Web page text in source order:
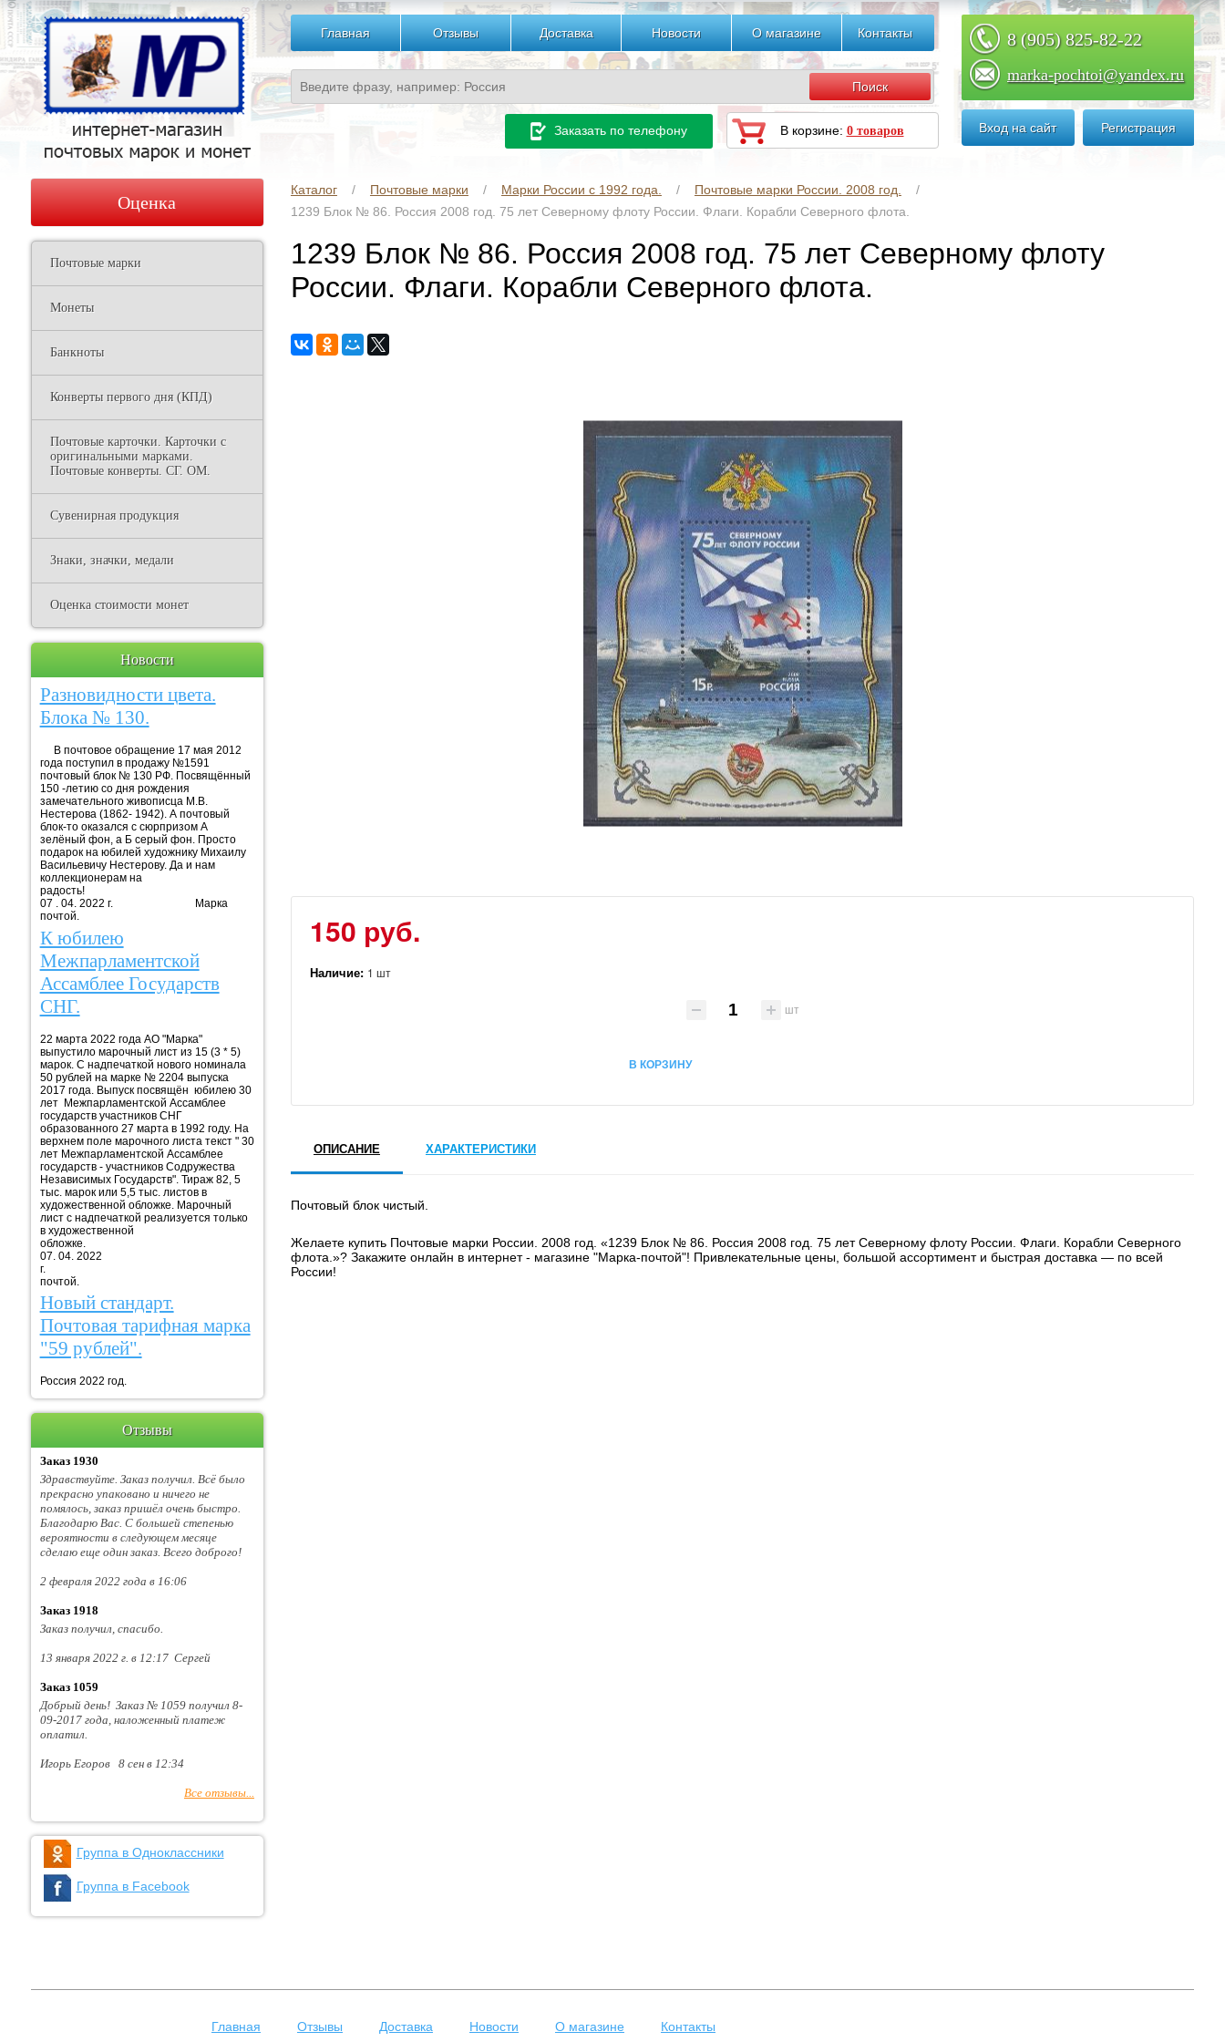
Главная Отзывы Доставка Новости О магазине Контакты 8 (905) 825-82-22
marka-pochtoi@yandex.ru
Вход на сайт Регистрация
Заказать по телефону В корзине: 0 товаров
Каталог Почтовые марки Марки России с 1992 года.
Почтовые марки России. 2008 год.
1239 Блок № 86. Россия 2008 год. 75 лет Северному флоту России. Флаги. Корабли Северного флота.
1239 Блок № 86. Россия 2008 год. 75 лет Северному флоту
России. Флаги. Корабли Северного флота.
150 руб.
Наличие: 1 шт
шт
В КОРЗИНУ
ОПИСАНИЕ ХАРАКТЕРИСТИКИ
Почтовый блок чистый.
Желаете купить Почтовые марки России. 2008 год. «1239 Блок № 86. Россия 2008 год. 75 лет Северному флоту России. Флаги. Корабли Северного
флота.»? Закажите онлайн в интернет - магазине "Марка-почтой"! Привлекательные цены, большой ассортимент и быстрая доставка — по всей
России!
Оценка
Почтовые марки
Монеты
Банкноты
Конверты первого дня (КПД)
Почтовые карточки. Карточки с
оригинальными марками.
Почтовые конверты. СГ. ОМ.
Сувенирная продукция
Знаки, значки, медали
Оценка стоимости монет
Новости
Разновидности цвета.
Блока № 130.
В почтовое обращение 17 мая 2012
года поступил в продажу №1591
почтовый блок № 130 РФ. Посвящённый
150 -летию со дня рождения
замечательного живописца М.В.
Нестерова (1862- 1942). А почтовый
блок-то оказался с сюрпризом А
зелёный фон, а Б серый фон. Просто
подарок на юбилей художнику Михаилу
Васильевичу Нестерову. Да и нам
коллекционерам на
радость!
07 . 04. 2022 г. Марка
почтой.
К юбилею
Межпарламентской
Ассамблее Государств
СНГ.
22 марта 2022 года АО "Марка"
выпустило марочный лист из 15 (3 * 5)
марок. С надпечаткой нового номинала
50 рублей на марке № 2204 выпуска
2017 года. Выпуск посвящён юбилею 30
лет Межпарламентской Ассамблее
государств участников СНГ
образованного 27 марта в 1992 году. На
верхнем поле марочного листа текст " 30
лет Межпарламентской Ассамблее
государств - участников Содружества
Независимых Государств". Тираж 82, 5
тыс. марок или 5,5 тыс. листов в
художественной обложке. Марочный
лист с надпечаткой реализуется только
в художественной
обложке.
07. 04. 2022
г. Марка
почтой.
Новый стандарт.
Почтовая тарифная марка
"59 рублей".
Россия 2022 год.
Отзывы
Заказ 1930
Здравствуйте. Заказ получил. Всё было
прекрасно упаковано и ничего не
помялось, заказ пришёл очень быстро.
Благодарю Вас. С большей степенью
вероятности в следующем месяце
сделаю еще один заказ. Всего доброго!
2 февраля 2022 года в 16:06
Заказ 1918
Заказ получил, спасибо.
13 января 2022 г. в 12:17 Сергей
Заказ 1059
Добрый день! Заказ № 1059 получил 8-
09-2017 года, наложенный платеж
оплатил.
Игорь Егоров 8 сен в 12:34
Все отзывы...
Группа в Одноклассники
Группа в Facebook
Главная Отзывы Доставка Новости О магазине Контакты